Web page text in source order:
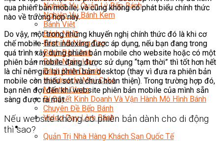
Nghiệp Vụ Quản Lý Bếp Bánh
Nghiệp Vụ Bánh Kem
Bánh Việt
Bánh Nhật
Bánh Mì Nâng Cao
Bánh Đài Loan
Bánh Ngắn Hạn
Bánh Kinh Doanh
Handmade Mini Cake
Master Class
Bí Quyết Kinh Doanh Và Vận Hành Mô Hình Bánh
Chuyên Đề Bếp Bánh
Video Dạy Làm Bánh
Quản Trị NHKS
Quản Trị Nhà Hàng Khách Sạn Quốc Tế
qua phiên bản mobile, và cũng không có phát biểu chính thức
nào về trường hợp này.
Do vậy, một trong những khuyến nghị chính thức đó là khi cơ
chế mobile-first indexing được áp dụng, nếu bạn đang trong
quá trình xây dựng phiên bản mobile cho website hoặc có một
phiên bản mobile đang được sử dụng “tạm thời” thì tốt hơn hết
là chỉ nên giữ lại phiên bản desktop (thay vì đưa ra phiên bản
mobile còn thiếu sót và chưa hoàn thiện). Trong trường hợp đó,
bạn nên đợi đến khi website phiên bản mobile của mình sẵn
sàng được ra mắt.
Nếu website không có phiên bản dành cho di động
thì sao?